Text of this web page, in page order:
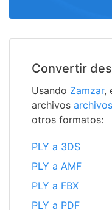
Convertir
Usando Zamzar,
archivos
otros formatos:
PLY a 3DS
PLY a AMF
PLY a FBX
PLY a PDF